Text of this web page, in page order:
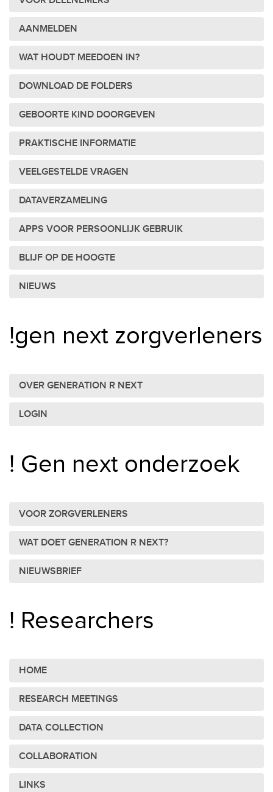
AANMELDEN
WAT HOUDT MEEDOEN IN?
DOWNLOAD DE FOLDERS
GEBOORTE KIND DOORGEVEN
PRAKTISCHE INFORMATIE
VEELGESTELDE VRAGEN
DATAVERZAMELING
APPS VOOR PERSOONLIJK GEBRUIK
BLIJF OP DE HOOGTE
NIEUWS
!gen next zorgverleners
OVER GENERATION R NEXT
LOGIN
! Gen next onderzoek
VOOR ZORGVERLENERS
WAT DOET GENERATION R NEXT?
NIEUWSBRIEF
! Researchers
HOME
RESEARCH MEETINGS
DATA COLLECTION
COLLABORATION
LINKS